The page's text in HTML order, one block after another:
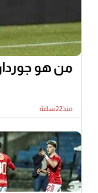
من هو
منذ22 ساعة